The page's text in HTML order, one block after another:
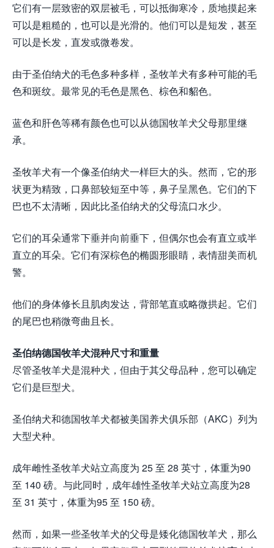
它们有一层致密的双层被毛，可以抵御寒冷，质地摸起来
可以是粗糙的，也可以是光滑的。他们可以是短发，甚至
可以是长发，直发或微卷发。
由于圣伯纳犬的毛色多种多样，圣牧羊犬有多种可能的毛
色和斑纹。最常见的毛色是黑色、棕色和貂色。
蓝色和肝色等稀有颜色也可以从德国牧羊犬父母那里继
承。
圣牧羊犬有一个像圣伯纳犬一样巨大的头。然而，它的形
状更为精致，口鼻部较短至中等，鼻子呈黑色。它们的下
巴也不太清晰，因此比圣伯纳犬的父母流口水少。
它们的耳朵通常下垂并向前垂下，但偶尔也会有直立或半
直立的耳朵。它们有深棕色的椭圆形眼睛，表情甜美而机
警。
他们的身体修长且肌肉发达，背部笔直或略微拱起。它们
的尾巴也稍微弯曲且长。
圣伯纳德国牧羊犬混种尺寸和重量
尽管圣牧羊犬是混种犬，但由于其父母品种，您可以确定
它们是巨型犬。
圣伯纳犬和德国牧羊犬都被美国养犬俱乐部（AKC）列为
大型犬种。
成年雌性圣牧羊犬站立高度为 25 至 28 英寸，体重为90
至 140 磅。与此同时，成年雄性圣牧羊犬站立高度为28
至 31 英寸，体重为95 至 150 磅。
然而，如果一些圣牧羊犬的父母是矮化德国牧羊犬，那么